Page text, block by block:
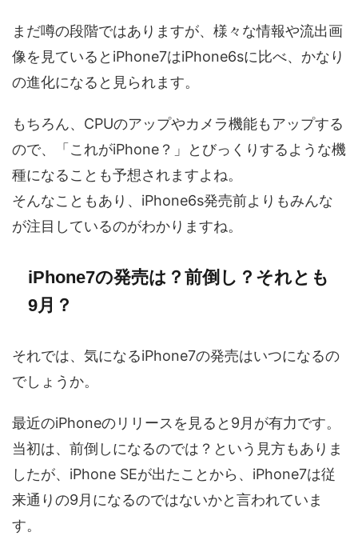
まだ噂の段階ではありますが、様々な情報や流出画
像を見ているとiPhone7はiPhone6sに比べ、かなり
の進化になると見られます。
もちろん、CPUのアップやカメラ機能もアップする
ので、「これがiPhone？」とびっくりするような機
種になることも予想されますよね。
そんなこともあり、iPhone6s発売前よりもみんな
が注目しているのがわかりますね。
iPhone7の発売は？前倒し？それとも
9月？
それでは、気になるiPhone7の発売はいつになるの
でしょうか。
最近のiPhoneのリリースを見ると9月が有力です。
当初は、前倒しになるのでは？という見方もありま
したが、iPhone SEが出たことから、iPhone7は従
来通りの9月になるのではないかと言われていま
す。